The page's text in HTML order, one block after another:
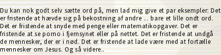
Du kan nok godt selv sætte ord på, men lad mig give et par eksempler: Det
er fristende at hævde sig på bekostning af andre ... bare et lille ondt ord.
Det er fristende at snyde med penge eller matematikopgaver. Det er
fristende at se porno i fjernsynet eller på nettet. Det er fristende at undgå
de mennesker, der er i nød. Det er fristende at lade være med at fortælle
mennesker om Jesus. Og så videre..